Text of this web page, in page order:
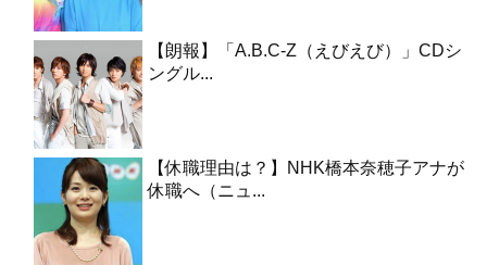
【朗報】「A.B.C-Z（えびえび）」CDシ
ングル...
【休職理由は？】NHK橋本奈穂子アナが
休職へ（ニュ...